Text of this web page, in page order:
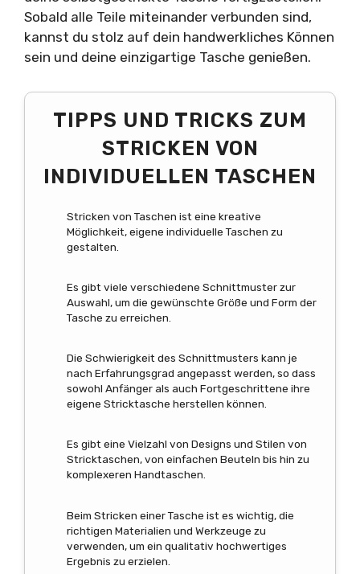
Sobald alle Teile miteinander verbunden sind,
kannst du stolz auf dein handwerkliches Können
sein und deine einzigartige Tasche genießen.
TIPPS UND TRICKS ZUM
STRICKEN VON
INDIVIDUELLEN TASCHEN
Stricken von Taschen ist eine kreative
Möglichkeit, eigene individuelle Taschen zu
gestalten.
Es gibt viele verschiedene Schnittmuster zur
Auswahl, um die gewünschte Größe und Form der
Tasche zu erreichen.
Die Schwierigkeit des Schnittmusters kann je
nach Erfahrungsgrad angepasst werden, so dass
sowohl Anfänger als auch Fortgeschrittene ihre
eigene Stricktasche herstellen können.
Es gibt eine Vielzahl von Designs und Stilen von
Stricktaschen, von einfachen Beuteln bis hin zu
komplexeren Handtaschen.
Beim Stricken einer Tasche ist es wichtig, die
richtigen Materialien und Werkzeuge zu
verwenden, um ein qualitativ hochwertiges
Ergebnis zu erzielen.